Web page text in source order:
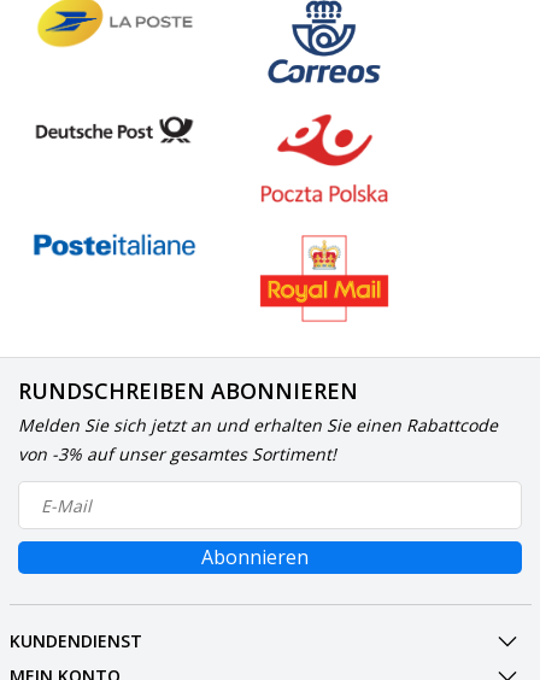
RUNDSCHREIBEN ABONNIEREN
Melden Sie sich jetzt an und erhalten Sie einen Rabattcode
von -3% auf unser gesamtes Sortiment!
Abonnieren
KUNDENDIENST